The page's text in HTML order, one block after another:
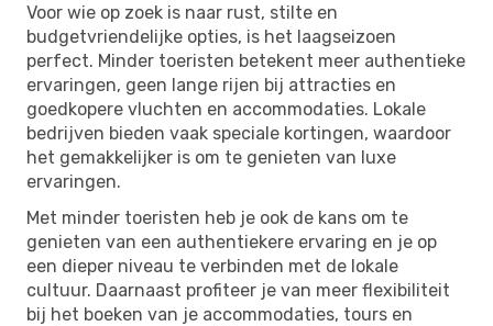
Voor wie op zoek is naar rust, stilte en
budgetvriendelijke opties, is het laagseizoen
perfect. Minder toeristen betekent meer authentieke
ervaringen, geen lange rijen bij attracties en
goedkopere vluchten en accommodaties. Lokale
bedrijven bieden vaak speciale kortingen, waardoor
het gemakkelijker is om te genieten van luxe
ervaringen.
Met minder toeristen heb je ook de kans om te
genieten van een authentiekere ervaring en je op
een dieper niveau te verbinden met de lokale
cultuur. Daarnaast profiteer je van meer flexibiliteit
bij het boeken van je accommodaties, tours en